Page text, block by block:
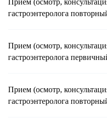
гастроэнтеролога
Прием (осмотр,
гастроэнтеролога
Прием (осмотр,
гастроэнтеролога